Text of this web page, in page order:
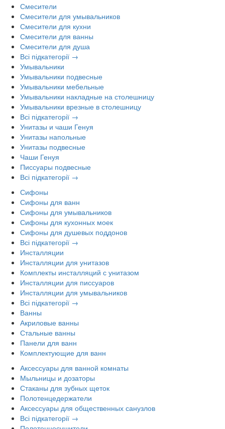
Смесители
Смесители для умывальников
Смесители для кухни
Смесители для ванны
Смесители для душа
Всі підкатегорії →
Умывальники
Умывальники подвесные
Умывальники мебельные
Умывальники накладные на столешницу
Умывальники врезные в столешницу
Всі підкатегорії →
Унитазы и чаши Генуя
Унитазы напольные
Унитазы подвесные
Чаши Генуя
Писсуары подвесные
Всі підкатегорії →
Сифоны
Сифоны для ванн
Сифоны для умывальников
Сифоны для кухонных моек
Сифоны для душевых поддонов
Всі підкатегорії →
Инсталляции
Инсталляции для унитазов
Комплекты инсталляций с унитазом
Инсталляции для писсуаров
Инсталляции для умывальников
Всі підкатегорії →
Ванны
Акриловые ванны
Стальные ванны
Панели для ванн
Комплектующие для ванн
Аксессуары для ванной комнаты
Мыльницы и дозаторы
Стаканы для зубных щеток
Полотенцедержатели
Аксессуары для общественных санузлов
Всі підкатегорії →